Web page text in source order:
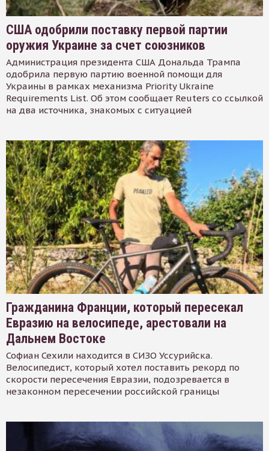
США одобрили поставку первой партии
оружия Украине за счет союзников
Администрация президента США Дональда Трампа
одобрила первую партию военной помощи для
Украины в рамках механизма Priority Ukraine
Requirements List. Об этом сообщает Reuters со ссылкой
на два источника, знакомых с ситуацией
Гражданина Франции, который пересекал
Евразию на велосипеде, арестовали на
Дальнем Востоке
Софиан Сехили находится в СИЗО Уссурийска.
Велосипедист, который хотел поставить рекорд по
скорости пересечения Евразии, подозревается в
незаконном пересечении российской границы